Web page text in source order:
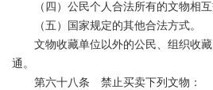
（四）公民个人合法所有的文物相互
（五）国家规定的其他合法方式。
文物收藏单位以外的公民、组织收藏
通。
第六十八条 禁止买卖下列文物：